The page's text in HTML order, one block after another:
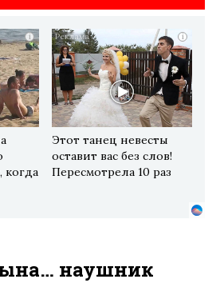
i i
Этот танец невесты
оставит вас без слов!
Пересмотрела 10 раз
наушник